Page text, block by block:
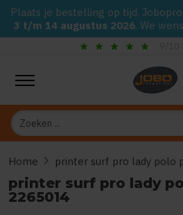
Plaats je bestelling op tijd.
3 t/m 14 augustus 2026. We
star star 9/10 153 reviews
Zoeken
Home chevron_right printer surf pro lady polo
printer surf pro lady
2265014